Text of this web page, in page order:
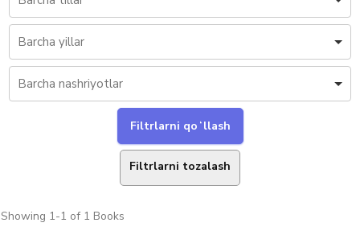
Filtrlarni tozalash
Showing 1-1 of 1 Books